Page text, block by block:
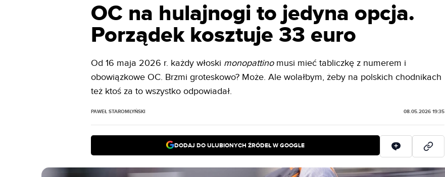
OC na hulajnogi to jedyna opcja.
Porządek kosztuje 33 euro
Od 16 maja 2026 r. każdy włoski monopattinomusi mieć tabliczkę z numerem i
obowiązkowe OC. Brzmi groteskowo? Może. Ale wolałbym, żeby na polskich chodnikach
też ktoś za to wszystko odpowiadał.
PAWEŁ STAROMŁYŃSKI 08.05.2026 19:35
DODAJ DO ULUBIONYCH ŹRÓDEŁ W GOOGLE